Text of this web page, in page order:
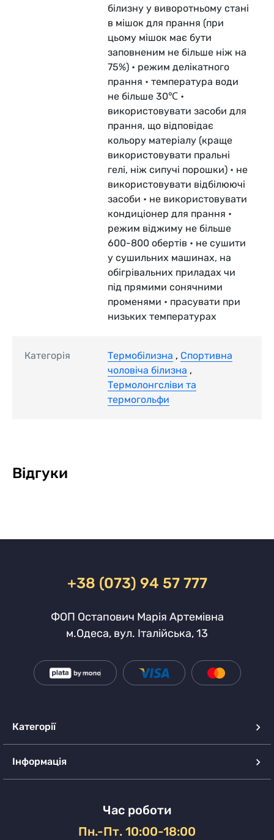
білизну у виворотньому стані
в мішок для прання (при
цьому мішок має бути
заповненим не більше ніж на
75%) • режим делікатного
прання • температура води
не більше 30℃ •
використовувати засоби для
прання, що відповідає
кольору матеріалу (краще
використовувати пральні
гелі, ніж сипучі порошки) • не
використовувати відбілюючі
засоби • не використовувати
кондиціонер для прання •
режим віджиму не більше
600-800 обертів • не сушити
у сушильних машинах, на
обігрівальних приладах чи
під прямими сонячними
променями • прасувати при
низьких температурах
Категорія Термобілизна , Спортивна
чоловіча білизна ,
Термолонгсліви та
термогольфи
Відгуки
+38 (073) 94 57 777
ФОП Остапович Марія Артемівна
м.Одеса, вул. Італійська, 13
Категорії
Інформація
Час роботи
Пн.-Пт. 10:00-18:00